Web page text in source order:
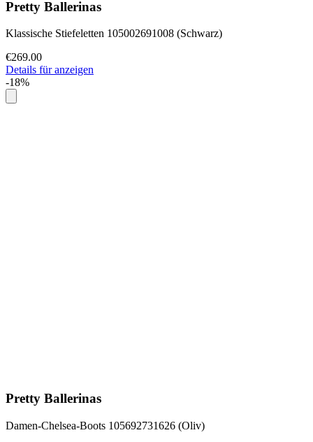
Pretty Ballerinas
Klassische Stiefeletten 105002691008 (Schwarz)
€269.00
Details für anzeigen
-18%
Pretty Ballerinas
Damen-Chelsea-Boots 105692731626 (Oliv)